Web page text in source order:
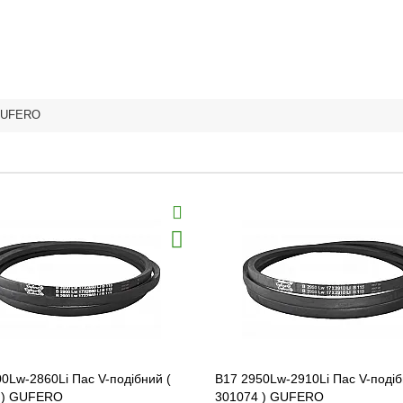
2860Li Пас V-подібний (
GUFERO
B17 2950Lw-2910Li Пас V-
301074 ) GUFERO